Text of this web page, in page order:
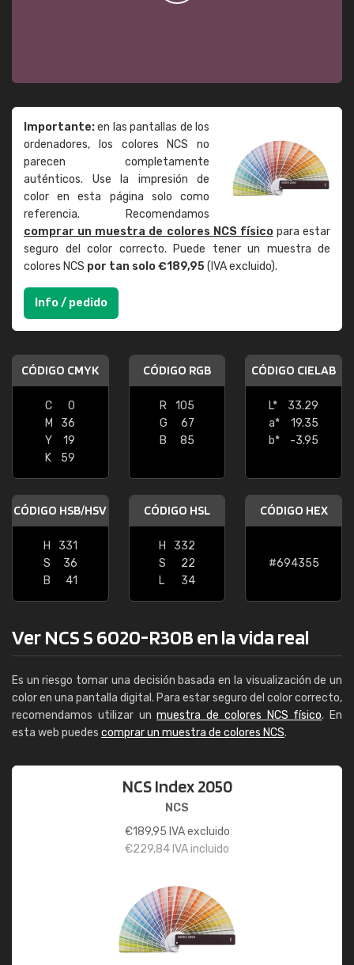
Importante:en las pantallas de los
ordenadores, los colores NCS no
parecen completamente
auténticos. Use la impresión de
color en esta página solo como
referencia. Recomendamos
comprar un muestra de colores NCS físicopara estar
seguro del color correcto. Puede tener un muestra de
colores NCS por tan solo €189,95(IVA excluido).
Info / pedido
CÓDIGO CMYK
C
0
M
36
Y
19
K
59
CÓDIGO RGB
R
105
G
67
B
85
CÓDIGO CIELAB
L*
33.29
a*
19.35
b*
-3.95
CÓDIGO HSB/HSV
H
331
S
36
B
41
CÓDIGO HSL
H
332
S
22
L
34
CÓDIGO HEX
#694355
Ver NCS S 6020-R30B en la vida real
Es un riesgo tomar una decisión basada en la visualización de un
color en una pantalla digital. Para estar seguro del color correcto,
recomendamos utilizar unmuestra de colores NCS físico. En
esta web puedes comprar un muestra de colores NCS.
NCS Index 2050
NCS
€189,95 IVA excluido
€229,84 IVA incluido